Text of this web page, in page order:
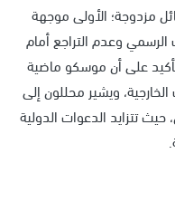
مزدوجة؛ الأولى موجهة
وعدم التراجع أمام
على أن موسكو ماضية
ويشير محللون إلى
تتزايد الدعوات الدولية